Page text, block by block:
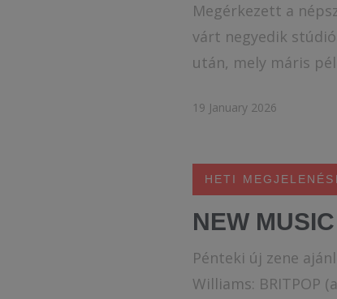
Megérkezett a
várt negyedik
után, mely máris
19 January 2026
HETI
NEW
Pénteki új zene
Williams: BRITPOP